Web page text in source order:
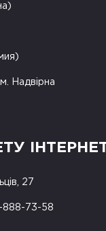
Надвірна
27
888-73-58